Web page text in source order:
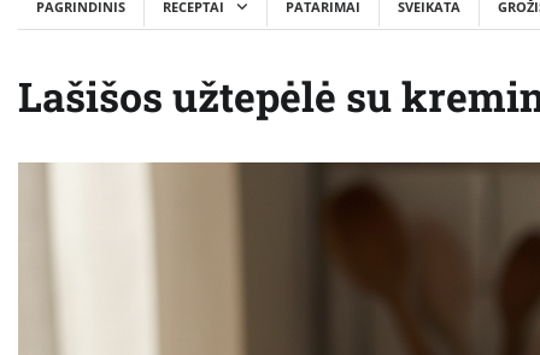
PAGRINDINIS RECEPTAI PATARIMAI SVEIKATA
Lašišos užtepėlė su